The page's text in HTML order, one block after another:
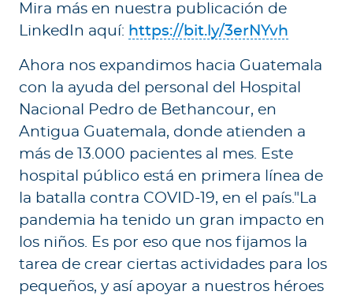
Mira más en nuestra publicación de
LinkedIn aquí: https://bit.ly/3erNYvh
Ahora nos expandimos hacia Guatemala
con la ayuda del personal del Hospital
Nacional Pedro de Bethancour, en
Antigua Guatemala, donde atienden a
más de 13.000 pacientes al mes. Este
hospital público está en primera línea de
la batalla contra COVID-19, en el país."La
pandemia ha tenido un gran impacto en
los niños. Es por eso que nos fijamos la
tarea de crear ciertas actividades para los
pequeños, y así apoyar a nuestros héroes